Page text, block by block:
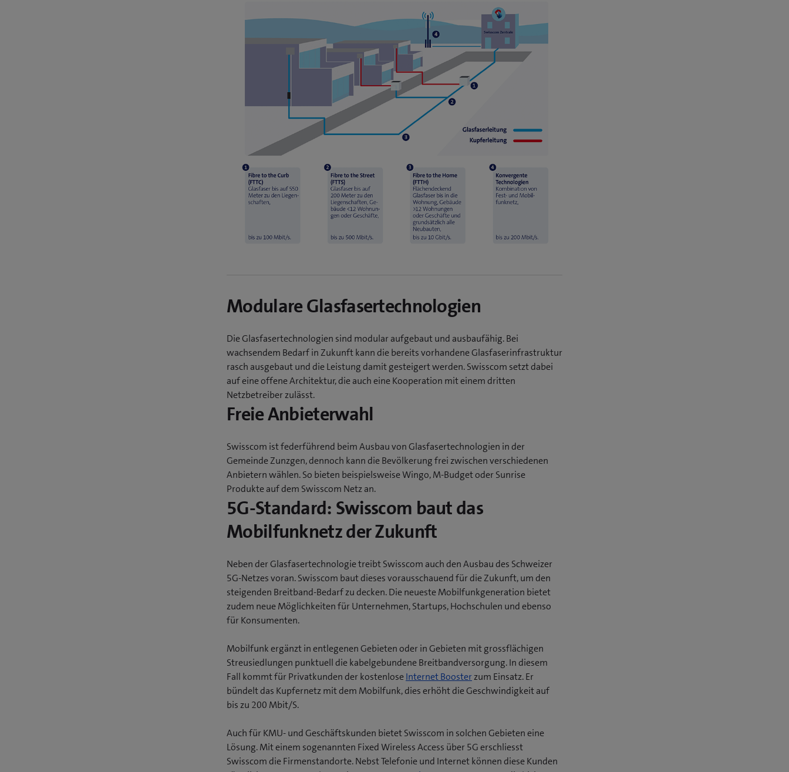
Modulare Glasfasertechnologien
Die Glasfasertechnologien sind modular aufgebaut und ausbaufähig. Bei
wachsendem Bedarf in Zukunft kann die bereits vorhandene Glasfaserinfrastruktur
rasch ausgebaut und die Leistung damit gesteigert werden. Swisscom setzt dabei
auf eine offene Architektur, die auch eine Kooperation mit einem dritten
Netzbetreiber zulässt.
Freie Anbieterwahl
Swisscom ist federführend beim Ausbau von Glasfasertechnologien in der
Gemeinde Zunzgen, dennoch kann die Bevölkerung frei zwischen verschiedenen
Anbietern wählen. So bieten beispielsweise Wingo, M-Budget oder Sunrise
Produkte auf dem Swisscom Netz an.
5G-Standard: Swisscom baut das
Mobilfunknetz der Zukunft
Neben der Glasfasertechnologie treibt Swisscom auch den Ausbau des Schweizer
5G-Netzes voran. Swisscom baut dieses vorausschauend für die Zukunft, um den
steigenden Breitband-Bedarf zu decken. Die neueste Mobilfunkgeneration bietet
zudem neue Möglichkeiten für Unternehmen, Startups, Hochschulen und ebenso
für Konsumenten.
Mobilfunk ergänzt in entlegenen Gebieten oder in Gebieten mit grossflächigen
Streusiedlungen punktuell die kabelgebundene Breitbandversorgung. In diesem
Fall kommt für Privatkunden der kostenloseInternet Boosterzum Einsatz. Er
bündelt das Kupfernetz mit dem Mobilfunk, dies erhöht die Geschwindigkeit auf
bis zu 200 Mbit/S.
Auch für KMU- und Geschäftskunden bietet Swisscom in solchen Gebieten eine
Lösung. Mit einem sogenannten Fixed Wireless Access über 5G erschliesst
Swisscom die Firmenstandorte. Nebst Telefonie und Internet können diese Kunden